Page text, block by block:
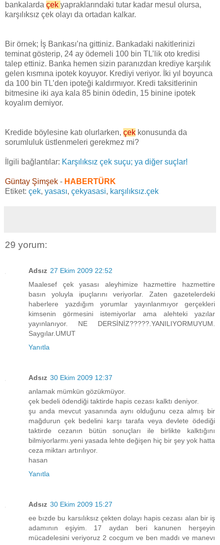
bankalarda çek yapraklarındaki tutar kadar mesul olursa,
karşılıksız çek olayı da ortadan kalkar.
Bir örnek; İş Bankası’na gittiniz. Bankadaki nakitlerinizi
teminat gösterip, 24 ay ödemeli 100 bin TL’lik oto kredisi
talep ettiniz. Banka hemen sizin paranızdan krediye karşılık
gelen kısmına ipotek koyuyor. Krediyi veriyor. İki yıl boyunca
da 100 bin TL’den ipoteği kaldırmıyor. Kredi taksitlerinin
bitmesine iki aya kala 85 binin ödedin, 15 binine ipotek
koyalım demiyor.
Kredide böylesine katı olurlarken, çek konusunda da
sorumluluk üstlenmeleri gerekmez mi?
İlgili bağlantılar: Karşılıksız çek suçu; ya diğer suçlar!
Güntay Şimşek - HABERTÜRK
Etiket: çek, yasası, çekyasasi, karşılıksız.çek
29 yorum:
Adsız 27 Ekim 2009 22:52
Maalesef çek yasası aleyhimize hazmettire hazmettire
basın yoluyla ipuçlarını veriyorlar. Zaten gazetelerdeki
haberlere yazdığım yorumlar yayınlanmıyor gerçekleri
kimsenin görmesini istemiyorlar ama alehteki yazılar
yayınlanıyor. NE DERSİNİZ?????.YANILIYORMUYUM.
Saygılar.UMUT
Yanıtla
Adsız 30 Ekim 2009 12:37
anlamak mümkün gözükmüyor.
çek bedeli ödendiği taktirde hapis cezası kalktı deniyor.
şu anda mevcut yasanında aynı olduğunu ceza almış bir
mağdurun çek bedelini karşı tarafa veya devlete ödediği
taktirde cezanın bütün sonuçları ile birlikte kalktığını
bilmiyorlarmı.yeni yasada lehte değişen hiç bir şey yok hatta
ceza miktarı artırılıyor.
hasan
Yanıtla
Adsız 30 Ekim 2009 15:27
ee bızde bu karsılıksız çekten dolayı hapis cezası alan bir iş
adamının eşiyim. 17 aydan beri kanunen herşeyin
mücadelesini veriyoruz 2 cocgum ve ben maddı ve manevı